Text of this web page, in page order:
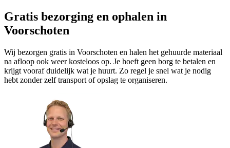
Gratis bezorging en ophalen in
Voorschoten
Wij bezorgen gratis in Voorschoten en halen het gehuurde materiaal
na afloop ook weer kosteloos op. Je hoeft geen borg te betalen en
krijgt vooraf duidelijk wat je huurt. Zo regel je snel wat je nodig
hebt zonder zelf transport of opslag te organiseren.